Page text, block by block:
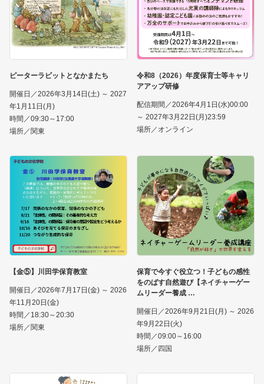
ピーターラビットとなかまたち
開催日／2026年3月14日(土) ～ 2027
年1月11日(月)
時間／09:30～17:00
場所／関東
令和8（2026）年度保育士等キャリ
アアップ研修
配信期間／2026年4月1日(水)00:00
～ 2027年3月22日(月)23:59
場所／オンライン
【金⑤】川田学保育教室
開催日／2026年7月17日(金) ～ 2026
年11月20日(金)
時間／18:30～20:30
場所／関東
保育で今すぐ役立つ！子どもの感性
をのばす自然遊び【ネイチャーゲー
ムリーダー養成
開催日／2026年9月21日(月) ～ 2026
年9月22日(火)
時間／09:00～16:00
場所／四国